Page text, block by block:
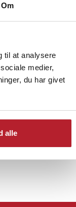
Om
til at analysere
medier,
du har givet
alle